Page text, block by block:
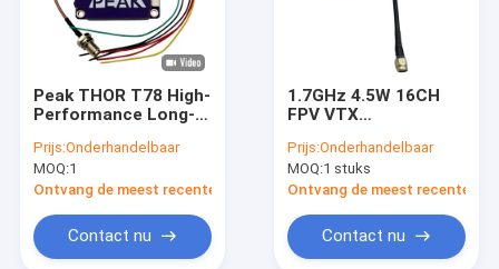
IP Mesh-radio
De Videozender van COFDM
De videoontvanger van COFDM
Rf-Antenne
Peak THOR T78 High-
Performance Long-
Superieure
Signaalpenetratie
voor Uitgebreide
Prijs:Onderhandelbaar
MOQ:1
Ontvang de meest recente Prijs
Contact nu
1.7GHz 4.5W 16CH
FPV VTX
voor Racing Drones
met Lange Afstand
en Hoge SNR
Prijs:Onderhandelbaar
MOQ:1 stuks
Ontvang de meest recente
Contact nu